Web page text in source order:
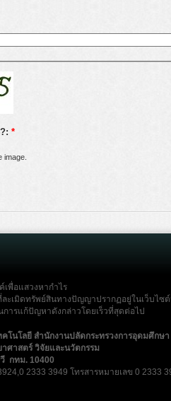
*
image.
เพื่อแสวงหากำไร
ะเมิดทรัพย์สินทางปัญญาปรากฏอยู่ในเว็บไซ
การแก้ปัญหาดังกล่าวโดยเร็วที่สุดต่อไป
คโนโลยี สำนักงานปลัดกระทรวงการอุดมศึกษ
ศาสตร์ วิจัยและนวัตกรรม
กทม. 10400
2333 3949 โทรสารหมายเลข 0 2333